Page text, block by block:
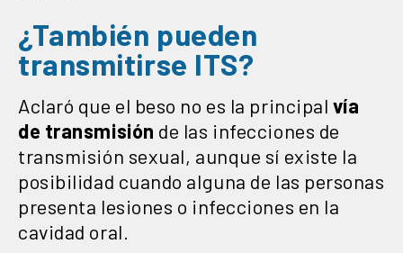
¿También pueden
transmitirse ITS?
Aclaró que el beso no es la principal vía
de transmisión de las infecciones de
transmisión sexual, aunque sí existe la
posibilidad cuando alguna de las personas
presenta lesiones o infecciones en la
cavidad oral.